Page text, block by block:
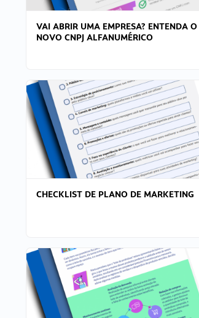
VAI ABRIR UMA EMPRESA? ENTENDA O
NOVO CNPJ ALFANUMÉRICO
CHECKLIST DE PLANO DE MARKETING